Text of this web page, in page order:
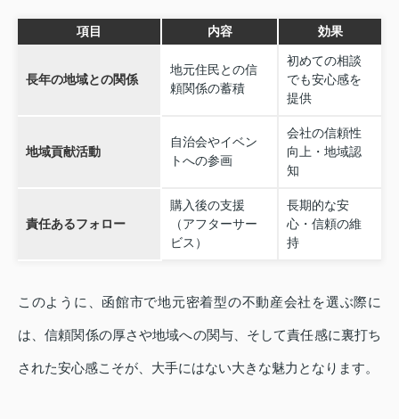
項目 内容 効果
長年の地域との関係
地元住民との信
頼関係の蓄積
初めての相談
でも安心感を
提供
地域貢献活動
自治会やイベン
トへの参画
会社の信頼性
向上・地域認
知
責任あるフォロー
購入後の支援
（アフターサー
ビス）
長期的な安
心・信頼の維
持
このように、函館市で地元密着型の不動産会社を選ぶ際に
は、信頼関係の厚さや地域への関与、そして責任感に裏打ち
された安心感こそが、大手にはない大きな魅力となります。